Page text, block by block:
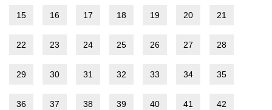
15 16 17 18 19 20 21
22 23 24 25 26 27 28
29 30 31 32 33 34 35
36 37 38 39 40 41 42